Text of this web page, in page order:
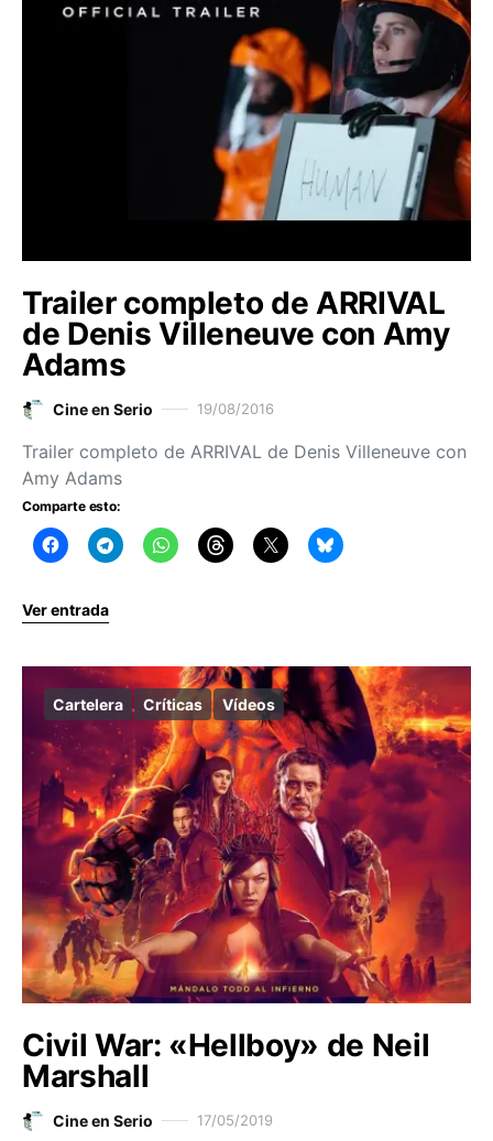
Trailer completo de ARRIVAL
de Denis Villeneuve con Amy
Adams
Cine en Serio 19/08/2016
Trailer completo de ARRIVAL de Denis Villeneuve con
Amy Adams
Comparte esto:
Ver entrada
Cartelera Críticas Vídeos
Civil War: «Hellboy» de Neil
Marshall
Cine en Serio 17/05/2019